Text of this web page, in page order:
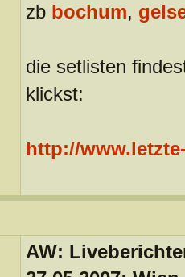
zb bochum,
die setlisten
klickst:
http://
AW: